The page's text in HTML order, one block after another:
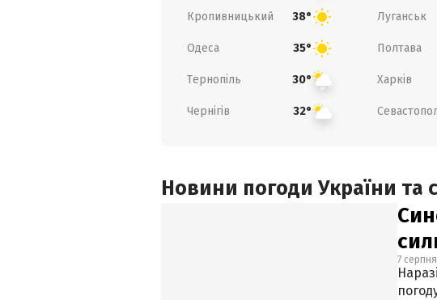
Кропивницький 38° Луганськ
Одеса 35° Полтава
Тернопіль 30° Харків
Чернігів 32°
Новини погоди України та
7